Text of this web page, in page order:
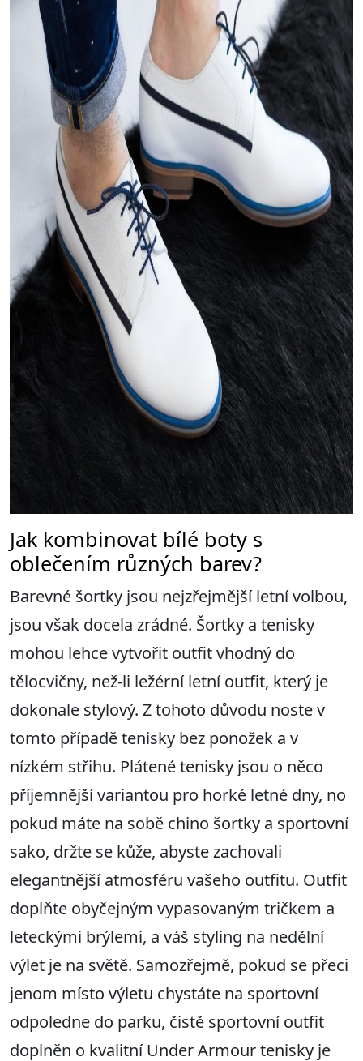
Jak kombinovat bílé boty s
oblečením různých barev?
Barevné šortky jsou nejzřejmější letní volbou,
jsou však docela zrádné. Šortky a tenisky
mohou lehce vytvořit outfit vhodný do
tělocvičny, než-li ležérní letní outfit, který je
dokonale stylový. Z tohoto důvodu noste v
tomto případě tenisky bez ponožek a v
nízkém střihu. Plátené tenisky jsou o něco
příjemnější variantou pro horké letné dny, no
pokud máte na sobě chino šortky a sportovní
sako, držte se kůže, abyste zachovali
elegantnější atmosféru vašeho outfitu. Outfit
doplňte obyčejným vypasovaným tričkem a
leteckými brýlemi, a váš styling na nedělní
výlet je na světě. Samozřejmě, pokud se přeci
jenom místo výletu chystáte na sportovní
odpoledne do parku, čistě sportovní outfit
doplněn o kvalitníUnder Armour tenisky je